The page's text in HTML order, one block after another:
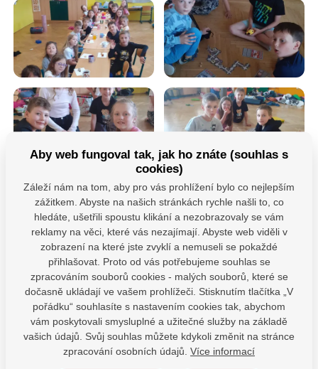
Máte dotazy?
Kontaktujte nás
SDÍLEJTE:
Aby web fungoval tak, jak ho znáte (souhlas s
cookies)
Záleží nám na tom, aby pro vás prohlížení bylo co nejlepším
zážitkem. Abyste na našich stránkách rychle našli to, co
hledáte, ušetřili spoustu klikání a nezobrazovaly se vám
reklamy na věci, které vás nezajímají. Abyste web viděli v
zobrazení na které jste zvyklí a nemuseli se pokaždé
přihlašovat. Proto od vás potřebujeme souhlas se
zpracováním souborů cookies - malých souborů, které se
dočasně ukládají ve vašem prohlížeči. Stisknutím tlačítka „V
pořádku“ souhlasíte s nastavením cookies tak, abychom
vám poskytovali smysluplné a užitečné služby na základě
vašich údajů. Svůj souhlas můžete kdykoli změnit na stránce
zpracování osobních údajů. Více informací